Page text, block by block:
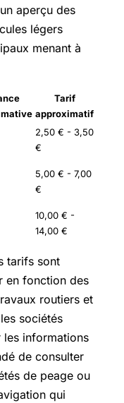
aperçu des
légers
menant à
Tarif
approximatif
2,50 € - 3,50
€
5,00 € - 7,00
€
10,00 € -
14,00 €
tarifs sont
en fonction des
routiers et
sociétés
les informations
de consulter
de peage ou
qui